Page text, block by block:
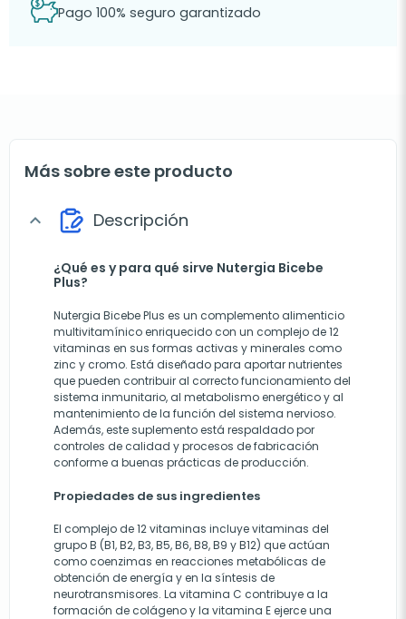
Pago 100% seguro garantizado
Más sobre este producto
expand_more Descripción
¿Qué es y para qué sirve Nutergia Bicebe
Plus?
Nutergia Bicebe Plus es un complemento alimenticio
multivitamínico enriquecido con un complejo de 12
vitaminas en sus formas activas y minerales como
zinc y cromo. Está diseñado para aportar nutrientes
que pueden contribuir al correcto funcionamiento del
sistema inmunitario, al metabolismo energético y al
mantenimiento de la función del sistema nervioso.
Además, este suplemento está respaldado por
controles de calidad y procesos de fabricación
conforme a buenas prácticas de producción.
Propiedades de sus ingredientes
El complejo de 12 vitaminas incluye vitaminas del
grupo B (B1, B2, B3, B5, B6, B8, B9 y B12) que actúan
como coenzimas en reacciones metabólicas de
obtención de energía y en la síntesis de
neurotransmisores. La vitamina C contribuye a la
formación de colágeno y la vitamina E ejerce una